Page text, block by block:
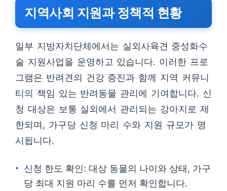
지역사회 지원과 정책적 현황
일부 지방자치단체에서는 실외사육견 중성화수
술 지원사업을 운영하고 있습니다. 이러한 프로
그램은 반려견의 건강 증진과 함께 지역 커뮤니
티의 책임 있는 반려동물 관리에 기여합니다. 신
청 대상은 보통 실외에서 관리되는 강아지로 제
한되며, 가구당 신청 마리 수와 지원 규모가 명
시됩니다.
신청 한도 확인: 대상 동물의 나이와 상태, 가구
당 최대 지원 마리 수를 먼저 확인합니다.